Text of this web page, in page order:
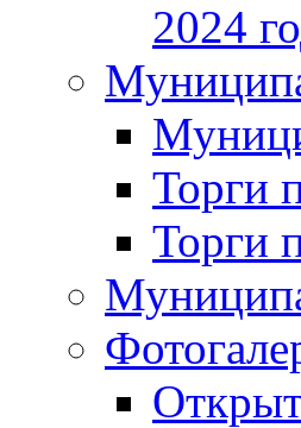
2024
Торги
Торги